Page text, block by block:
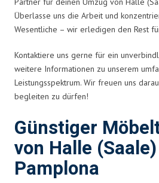
Überlasse uns die Arbeit und
Wesentliche – wir erledigen den Rest
Kontaktiere uns gerne für ein
weitere Informationen zu unserem
Leistungsspektrum. Wir freuen uns
begleiten zu dürfen!
Günstiger
von Halle
Pamplona